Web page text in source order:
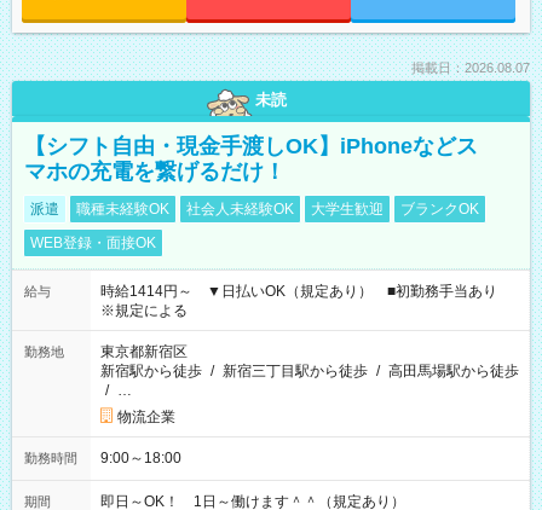
掲載日：2026.08.07
未読
【シフト自由・現金手渡しOK】iPhoneなどス
マホの充電を繋げるだけ！
派遣 職種未経験OK 社会人未経験OK 大学生歓迎
ブランクOK
WEB登録・面接OK
給与
時給1414円～ ▼日払いOK（規定あり） ■初勤務手当あり
※規定による
勤務地
東京都新宿区
新宿駅から徒歩 / 新宿三丁目駅から徒歩 / 高田馬場駅から徒歩
/ …
物流企業
勤務時間 9:00～18:00
期間 即日～OK！ 1日～働けます＾＾（規定あり）